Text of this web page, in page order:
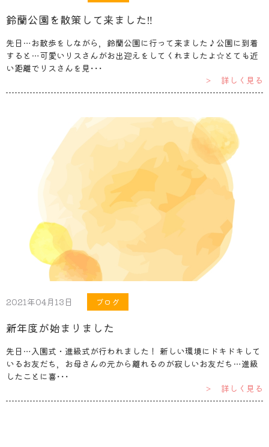
鈴蘭公園を散策して来ました‼︎
先日…お散歩をしながら，鈴蘭公園に行って来ました♪公園に到着
すると…可愛いリスさんがお出迎えをしてくれましたよ☆とても近
い距離でリスさんを見･･･
＞ 詳しく見る
2021年04月13日 ブログ
新年度が始まりました
先日…入園式・進級式が行われました！ 新しい環境にドキドキして
いるお友だち，お母さんの元から離れるのが寂しいお友だち…進級
したことに喜･･･
＞ 詳しく見る